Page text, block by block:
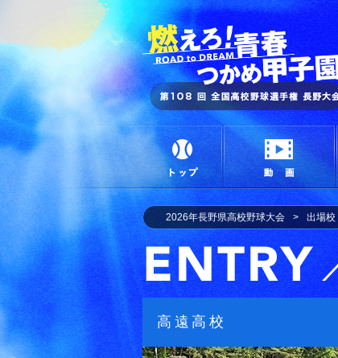
トップ
2026年長野県高校野球大会 出場校
高遠高校